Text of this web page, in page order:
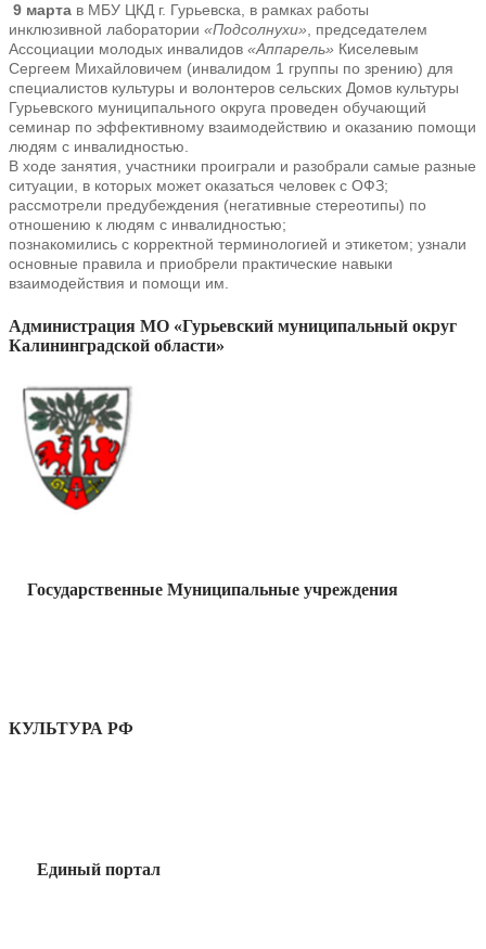
9 марта в МБУ ЦКД г. Гурьевска, в рамках работы
инклюзивной лаборатории «Подсолнухи», председателем
Ассоциации молодых инвалидов «Аппарель» Киселевым
Сергеем Михайловичем (инвалидом 1 группы по зрению) для
специалистов культуры и волонтеров сельских Домов культуры
Гурьевского муниципального округа проведен обучающий
семинар по эффективному взаимодействию и оказанию помощи
людям с инвалидностью.
В ходе занятия, участники проиграли и разобрали самые разные
ситуации, в которых может оказаться человек с ОФЗ;
рассмотрели предубеждения (негативные стереотипы) по
отношению к людям с инвалидностью;
познакомились с корректной терминологией и этикетом; узнали
основные правила и приобрели практические навыки
взаимодействия и помощи им.
Администрация МО «Гурьевский муниципальный округ
Калининградской области»
Государственные Муниципальные учреждения
КУЛЬТУРА РФ
Единый портал